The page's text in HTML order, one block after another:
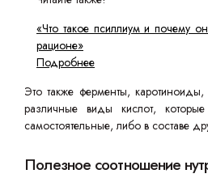
«Что такое псиллиум и почему
рационе»
Подробнее
Это также ферменты,
различные виды кислот,
самостоятельные, либо в составе
Полезное соотношение